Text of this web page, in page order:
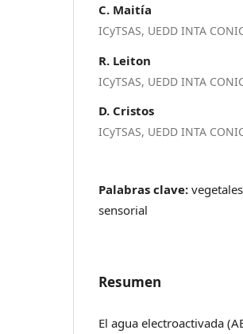
C. Maitía
ICyTSAS, UEDD INTA
R. Leiton
ICyTSAS, UEDD INTA
D. Cristos
ICyTSAS, UEDD INTA
Palabras clave:
sensorial
Resumen
El agua electroactivada